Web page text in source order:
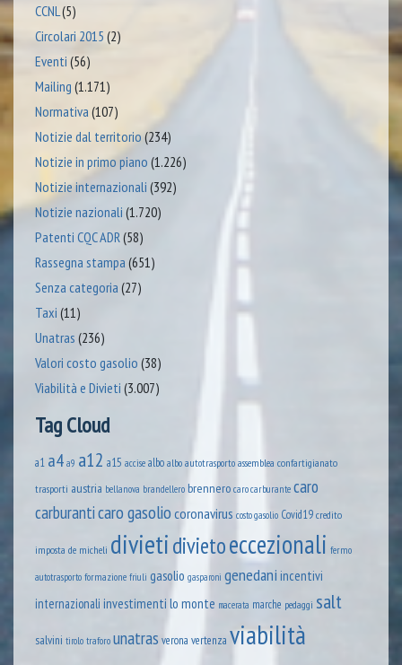
CCNL (5)
Circolari 2015 (2)
Eventi (56)
Mailing (1.171)
Normativa (107)
Notizie dal territorio(234)
Notizie in primo piano (1.226)
Notizie internazionali (392)
Notizie nazionali (1.720)
Patenti CQC ADR (58)
Rassegna stampa (651)
Senza categoria (27)
Taxi (11)
Unatras (236)
Valori costo gasolio (38)
Viabilità e Divieti (3.007)
Tag Cloud
a1 a4 a9 a12 a15 accise albo albo autotrasporto assemblea confartigianato
trasporti austria bellanova brandellero brennero caro carburante caro
carburanticaro gasoliocoronavirus costo gasolio Covid19credito
imposta de micheli divietidivietoeccezionali fermo
autotrasporto formazione friuli gasolio gasparoni genedani incentivi
internazionali investimenti lo monte macerata marche pedaggi salt
salvini tirolo traforo unatras verona vertenza viabilità